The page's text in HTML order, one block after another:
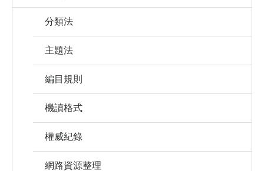
分類法
主題法
編目規則
機讀格式
權威紀錄
網路資源整理